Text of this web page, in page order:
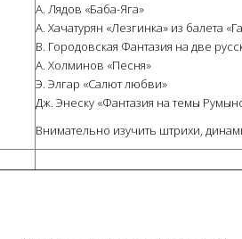
А. Лядов «Баба-Яга»
А. Хачатурян «Лезгинка» из балета
В. Городовская Фантазия на две
А. Холминов «Песня»
Э. Элгар «Салют любви»
Дж. Энеску «Фантазия на темы
Внимательно изучить штрихи,